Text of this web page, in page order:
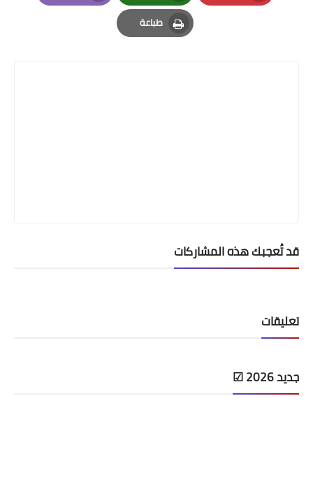
Pinterest
Whatsapp
Email
طباعة
Print
قد تُعجبك هذه المشاركات
تعليقات
جديد 2026 ☑